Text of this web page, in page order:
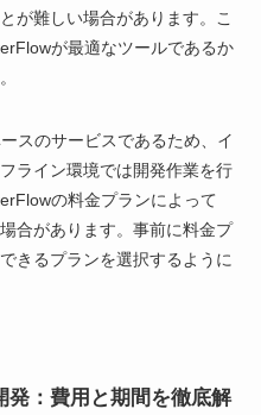
が難しい場合があります。こ
が最適なツールであるか
スのサービスであるため、イ
ライン環境では開発作業を行
の料金プランによって
合があります。事前に料金プ
きるプランを選択するように
：費用と期間を徹底解